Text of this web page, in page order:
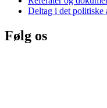
Deltag i det politiske
Følg os